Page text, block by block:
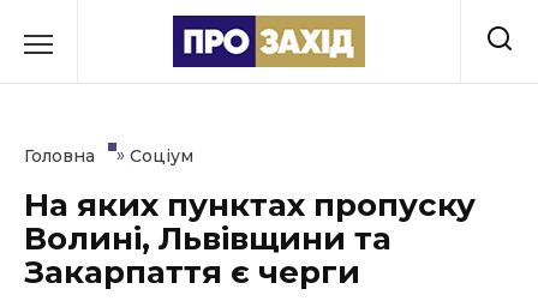
до
Культура
Освіта
Головна » Соціум
На яких пунктах пропуску
Волині, Львівщини та
Закарпаття є черги